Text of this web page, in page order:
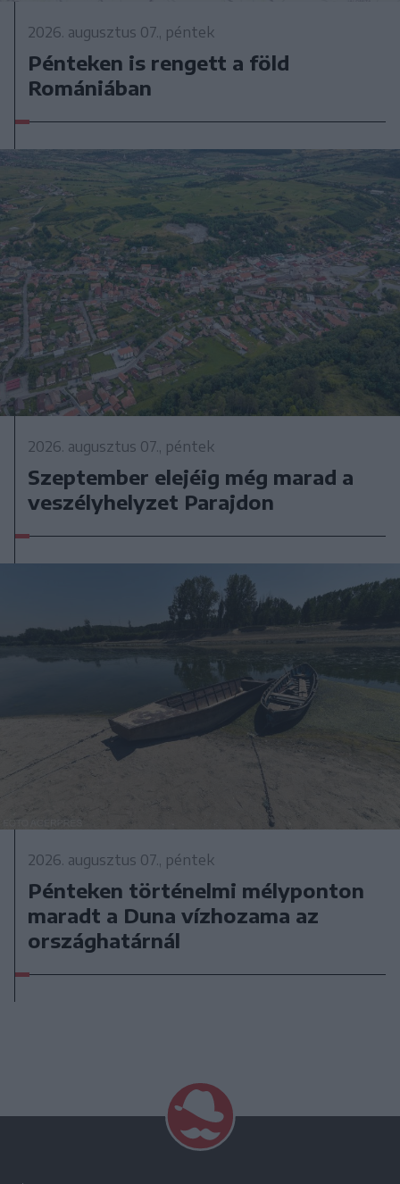
2026. augusztus 07., péntek
Pénteken is rengett a föld
Romániában
2026. augusztus 07., péntek
Szeptember elejéig még marad a
veszélyhelyzet Parajdon
2026. augusztus 07., péntek
Pénteken történelmi mélyponton
maradt a Duna vízhozama az
országhatárnál